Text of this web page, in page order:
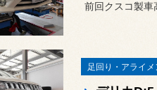
前回クスコ製車
足回り・アライメ